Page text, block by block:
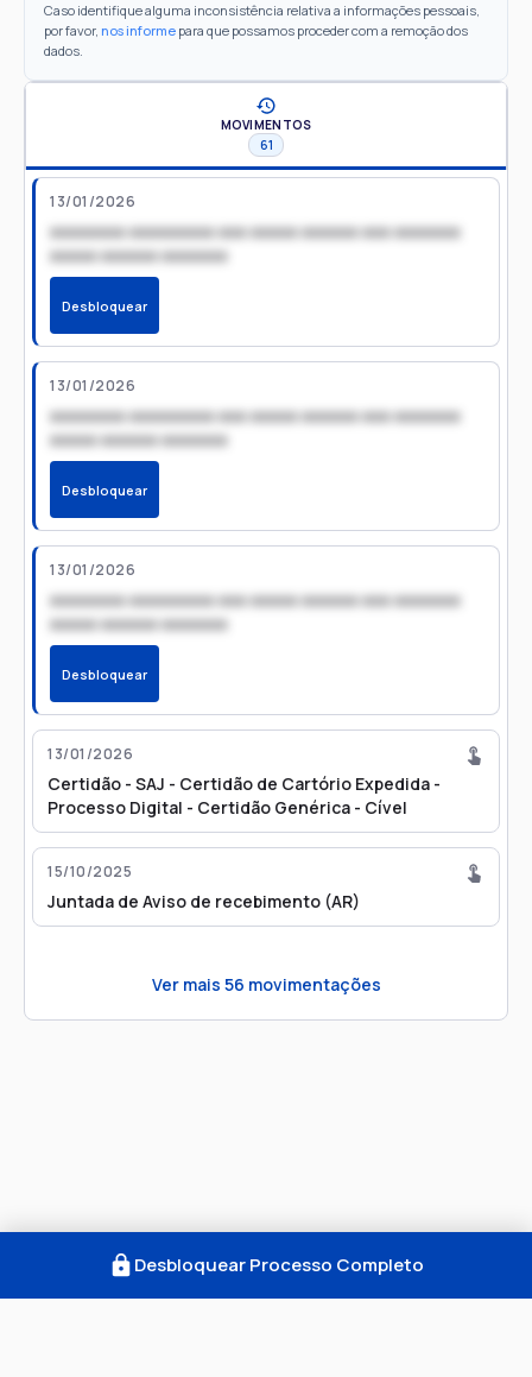
Caso identifique alguma inconsistência relativa a informações pessoais,
por favor, nos informe para que possamos proceder com a remoção dos
dados.
MOVIMENTOS
61
13/01/2026
xxxxxxxx xxxxxxxxx xxx xxxxx xxxxxx xxx xxxxxxx
xxxxx xxxxxx xxxxxxx
Desbloquear
13/01/2026
xxxxxxxx xxxxxxxxx xxx xxxxx xxxxxx xxx xxxxxxx
xxxxx xxxxxx xxxxxxx
Desbloquear
13/01/2026
xxxxxxxx xxxxxxxxx xxx xxxxx xxxxxx xxx xxxxxxx
xxxxx xxxxxx xxxxxxx
Desbloquear
13/01/2026
Certidão - SAJ - Certidão de Cartório Expedida -
Processo Digital - Certidão Genérica - Cível
15/10/2025
Juntada de Aviso de recebimento (AR)
Ver mais 56 movimentações
Desbloquear Processo Completo